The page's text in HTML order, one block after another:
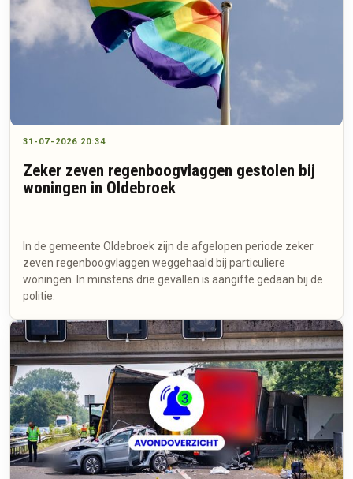
31-07-2026 20:34
Zeker zeven regenboogvlaggen gestolen bij
woningen in Oldebroek
In de gemeente Oldebroek zijn de afgelopen periode zeker
zeven regenboogvlaggen weggehaald bij particuliere
woningen. In minstens drie gevallen is aangifte gedaan bij de
politie.